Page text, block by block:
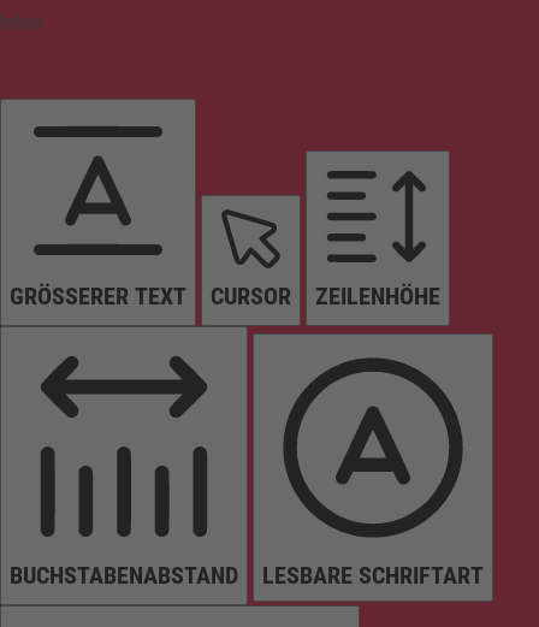
Inhalt
GRÖSSERER TEXT CURSOR ZEILENHÖHE
BUCHSTABENABSTAND LESBARE SCHRIFTART